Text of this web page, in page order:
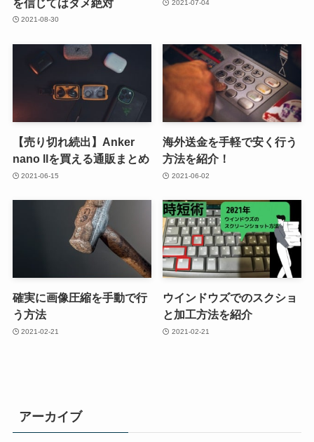
を信じてはダメ絶対
2021-08-30
2021-07-04
【売り切れ続出】Anker
nano llを買える通販まとめ
2021-06-15
海外送金を手軽で安く行う
方法を紹介！
2021-06-02
確実に画像圧縮を手動で行
う方法
2021-02-21
ウインドウズでのスクショ
と加工方法を紹介
2021-02-21
アーカイブ